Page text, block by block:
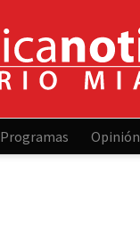
Programas Opinión